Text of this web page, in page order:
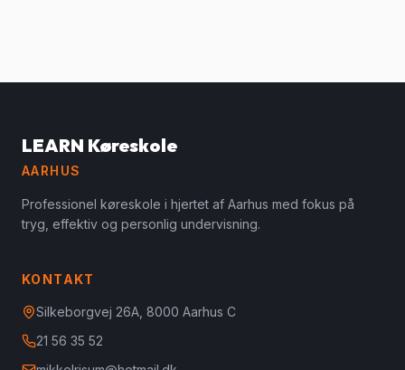
LEARN Køreskole
AARHUS
Professionel køreskole i hjertet af Aarhus med fokus på
tryg, effektiv og personlig undervisning.
KONTAKT
Silkeborgvej 26A, 8000 Aarhus C
21 56 35 52